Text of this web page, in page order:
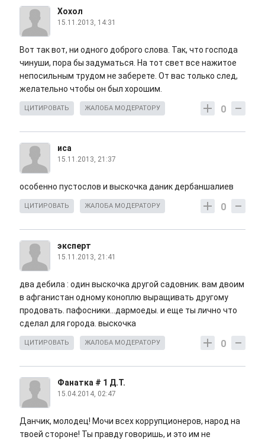
Хохол
15.11.2013, 14:31
Вот так вот, ни одного доброго слова. Так, что господа
чинуши, пора бы задуматься. На тот свет все нажитое
непосильным трудом не заберете. От вас только след,
желательно чтобы он был хорошим.
0
ЦИТИРОВАТЬ ЖАЛОБА МОДЕРАТОРУ
иса
15.11.2013, 21:37
особенно пустослов и выскочка даник дербаншалиев
0
ЦИТИРОВАТЬ ЖАЛОБА МОДЕРАТОРУ
эксперт
15.11.2013, 21:41
два дебила : один выскочка другой садовник. вам двоим
в афганистан одному коноплю выращивать другому
продовать. пафосники...дармоеды. и еще ты лично что
сделал для города. выскочка
0
ЦИТИРОВАТЬ ЖАЛОБА МОДЕРАТОРУ
Фанатка # 1 Д.Т.
15.04.2014, 02:47
Данчик, молодец! Мочи всех коррупционеров, народ на
твоей стороне! Ты правду говоришь, и это им не